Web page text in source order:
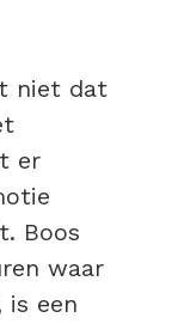
niet dat
er
Boos
waar
is een